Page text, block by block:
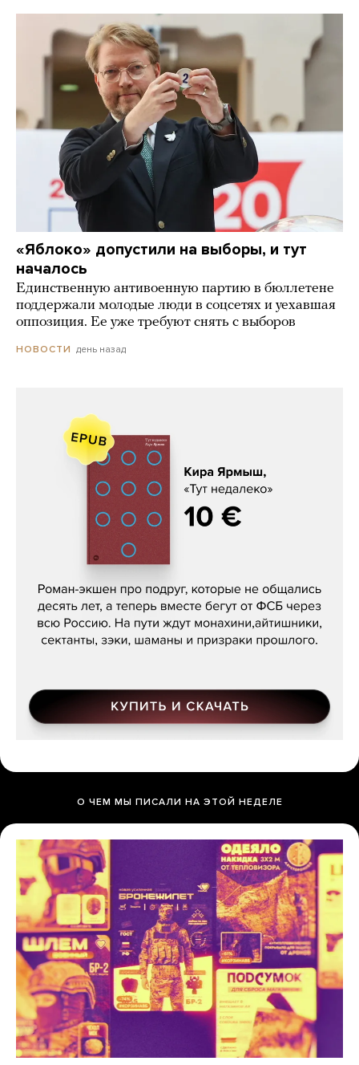
«Яблоко» допустили на выборы, и тут
началось
Единственную антивоенную партию в бюллетене
поддержали молодые люди в соцсетях и уехавшая
оппозиция. Ее уже требуют снять с выборов
НОВОСТИ день назад
Кира Ярмыш, «Тут недалеко»
О ЧЕМ МЫ ПИСАЛИ НА ЭТОЙ НЕДЕЛЕ